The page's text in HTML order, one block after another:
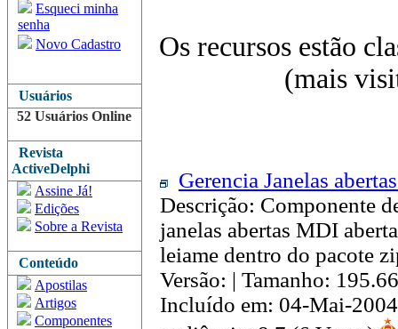
Esqueci minha
senha
Novo Cadastro
Usuários
52 Usuários Online
Revista
ActiveDelphi
Assine Já!
Edições
Sobre a Revista
Conteúdo
Apostilas
Artigos
Componentes
Os recursos estão
(mais
Gerencia Janelas
Descrição: Componente
janelas abertas MDI
leiame dentro do pacote
Versão: | Tamanho:
Incluído em: 04-Mai-